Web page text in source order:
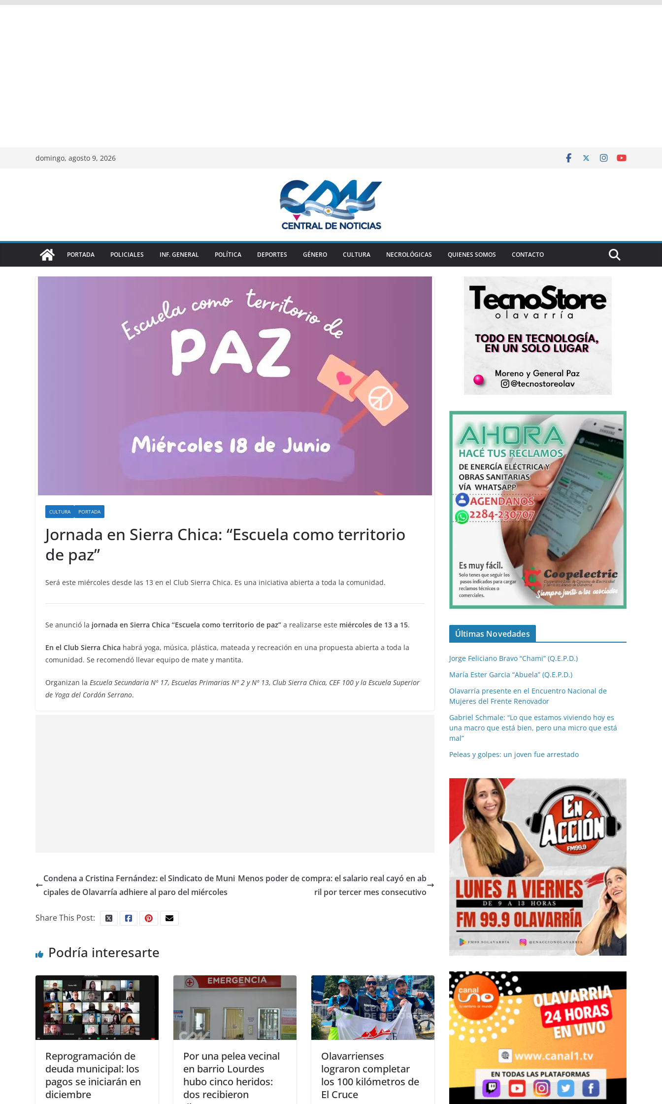
domingo, agosto 9, 2026
PORTADA POLICIALES INF. GENERAL POLÍTICA DEPORTES GÉNERO CULTURA NECROLÓGICAS QUIENES SOMOS CONTACTO
CULTURA PORTADA
Jornada en Sierra Chica: “Escuela como territorio
de paz”
Será este miércoles desde las 13 en el Club Sierra Chica. Es una iniciativa abierta a toda la comunidad.
Se anunció la jornada en Sierra Chica “Escuela como territorio de paz” a realizarse este miércoles de 13 a 15.
En el Club Sierra Chica habrá yoga, música, plástica, mateada y recreación en una propuesta abierta a toda la
comunidad. Se recomendó llevar equipo de mate y mantita.
Organizan la Escuela Secundaria Nº 17, Escuelas Primarias Nº 2 y Nº 13, Club Sierra Chica, CEF 100 y la Escuela Superior
de Yoga del Cordón Serrano.
Condena a Cristina Fernández: el Sindicato de Muni
cipales de Olavarría adhiere al paro del miércoles
Menos poder de compra: el salario real cayó en ab
ril por tercer mes consecutivo
Share This Post:
Podría interesarte
Reprogramación de
deuda municipal: los
pagos se iniciarán en
diciembre
Por una pelea vecinal
en barrio Lourdes
hubo cinco heridos:
dos recibieron
Olavarrienses
lograron completar
los 100 kilómetros de
El Cruce
Últimas Novedades
Jorge Feliciano Bravo “Chami” (Q.E.P.D.)
María Ester Garcia “Abuela” (Q.E.P.D.)
Olavarría presente en el Encuentro Nacional de
Mujeres del Frente Renovador
Gabriel Schmale: “Lo que estamos viviendo hoy es
una macro que está bien, pero una micro que está
mal”
Peleas y golpes: un joven fue arrestado